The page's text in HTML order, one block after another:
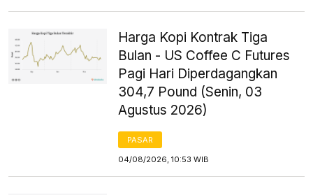
Harga Kopi Kontrak Tiga
Bulan - US Coffee C Futures
Pagi Hari Diperdagangkan
304,7 Pound (Senin, 03
Agustus 2026)
PASAR
04/08/2026, 10:53 WIB